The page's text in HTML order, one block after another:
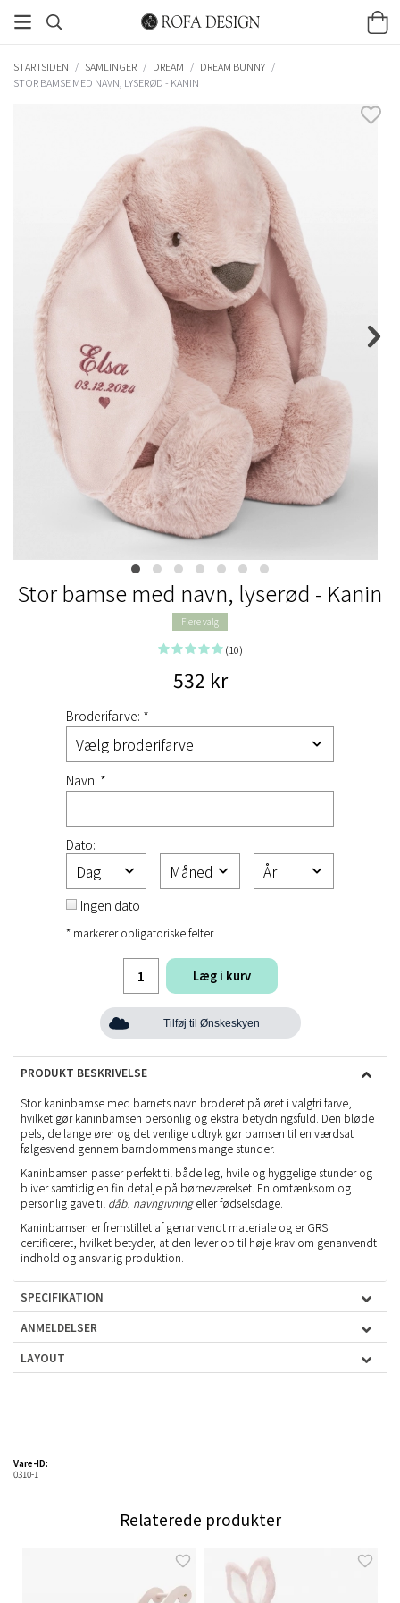
STARTSIDEN / SAMLINGER / DREAM / DREAM BUNNY /
STOR BAMSE MED NAVN, LYSERØD - KANIN
Stor bamse med navn, lyserød - Kanin
Flere valg
(10)
532 kr
Broderifarve: *
Navn: *
Dato:
Ingen dato
* markerer obligatoriske felter
Læg i kurv
Tilføj til Ønskeskyen
PRODUKT BESKRIVELSE
Stor kaninbamse med barnets navn broderet på øret i valgfri farve,
hvilket gør kaninbamsen personlig og ekstra betydningsfuld. Den bløde
pels, de lange ører og det venlige udtryk gør bamsen til en værdsat
følgesvend gennem barndommens mange stunder.
Kaninbamsen passer perfekt til både leg, hvile og hyggelige stunder og
bliver samtidig en fin detalje på børneværelset. En omtænksom og
personlig gave til dåb, navngivningeller fødselsdage.
Kaninbamsen er fremstillet af genanvendt materiale og er GRS
certificeret, hvilket betyder, at den lever op til høje krav om genanvendt
indhold og ansvarlig produktion.
SPECIFIKATION
ANMELDELSER
LAYOUT
Vare-ID:
0310-1
Relaterede produkter